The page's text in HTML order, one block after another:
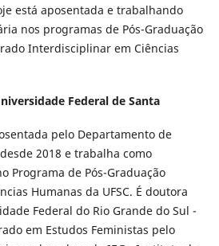
está aposentada e trabalhando
nos programas de Pós-Graduação
Interdisciplinar em Ciências
Federal de Santa
pelo Departamento de
2018 e trabalha como
Programa de Pós-Graduação
Humanas da UFSC. É doutora
Federal do Rio Grande do Sul -
em Estudos Feministas pelo